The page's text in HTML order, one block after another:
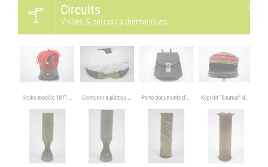
Circuits
Visites & parcours thématiques